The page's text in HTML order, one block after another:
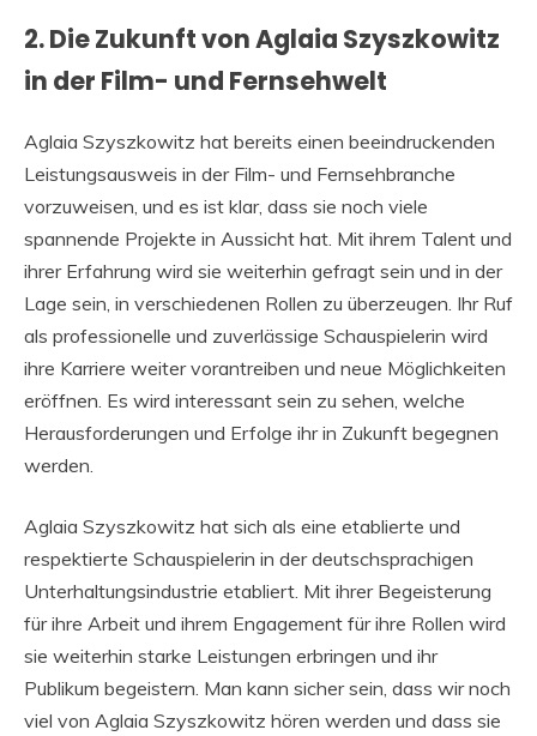
2. Die Zukunft von Aglaia Szyszkowitz
in der Film- und Fernsehwelt
Aglaia Szyszkowitz hat bereits einen beeindruckenden
Leistungsausweis in der Film- und Fernsehbranche
vorzuweisen, und es ist klar, dass sie noch viele
spannende Projekte in Aussicht hat. Mit ihrem Talent und
ihrer Erfahrung wird sie weiterhin gefragt sein und in der
Lage sein, in verschiedenen Rollen zu überzeugen. Ihr Ruf
als professionelle und zuverlässige Schauspielerin wird
ihre Karriere weiter vorantreiben und neue Möglichkeiten
eröffnen. Es wird interessant sein zu sehen, welche
Herausforderungen und Erfolge ihr in Zukunft begegnen
werden.
Aglaia Szyszkowitz hat sich als eine etablierte und
respektierte Schauspielerin in der deutschsprachigen
Unterhaltungsindustrie etabliert. Mit ihrer Begeisterung
für ihre Arbeit und ihrem Engagement für ihre Rollen wird
sie weiterhin starke Leistungen erbringen und ihr
Publikum begeistern. Man kann sicher sein, dass wir noch
viel von Aglaia Szyszkowitz hören werden und dass sie